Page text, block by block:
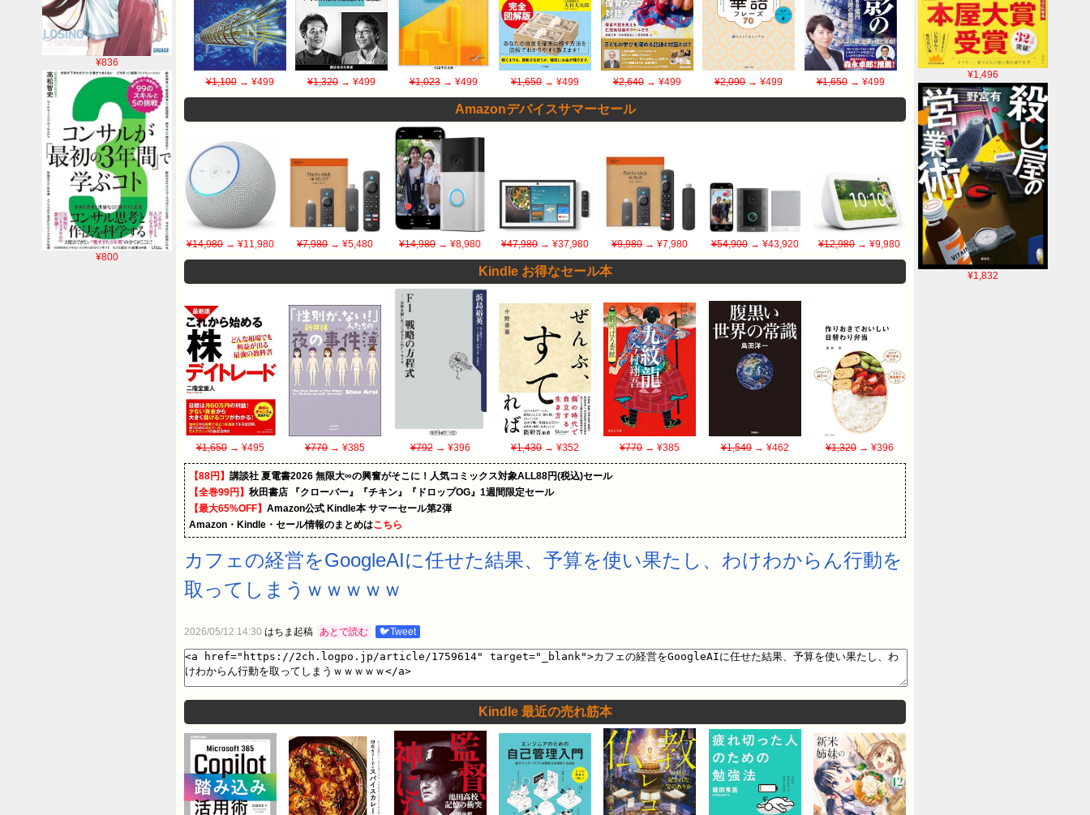
¥1,496
¥1,832
¥836
¥800
¥1,100→ ¥499 ¥1,320 → ¥499 ¥1,023→ ¥499 ¥1,650 → ¥499 ¥2,640→ ¥499 ¥2,090 → ¥499 ¥1,650→ ¥499
Amazonデバイスサマーセール
¥14,980 → ¥11,980 ¥7,980→ ¥5,480 ¥14,980→ ¥8,980 ¥47,980→ ¥37,980 ¥9,980→ ¥7,980 ¥54,900→ ¥43,920 ¥12,980→ ¥9,980
Kindle お得なセール本
¥1,650 → ¥495 ¥770→ ¥385 ¥792→ ¥396 ¥1,430→ ¥352 ¥770→ ¥385 ¥1,540→ ¥462 ¥1,320→ ¥396
【88円】 講談社 夏電書2026 無限大∞の興奮がそこに！人気コミックス対象ALL88円(税込)セール
【全巻99円】 秋田書店 『クローバー』『チキン』『ドロップOG』1週間限定セール
【最大65%OFF】 Amazon公式 Kindle本 サマーセール第2弾
Amazon・Kindle・セール情報のまとめはこちら
カフェの経営をGoogleAIに任せた結果、予算を使い果たし、わけわからん行動を
取ってしまうｗｗｗｗｗ
2026/05/12 14:30 はちま起稿 あとで読む 🐦Tweet
Kindle 最近の売れ筋本